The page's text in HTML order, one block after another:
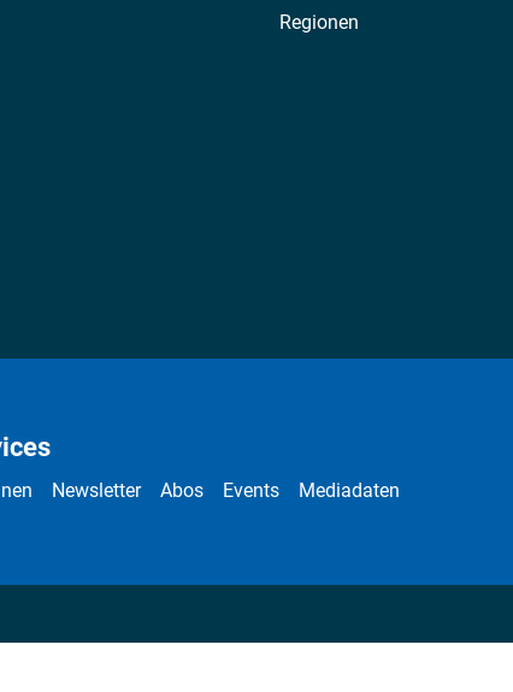
Regionen
Newsletter Abos Events Mediadaten